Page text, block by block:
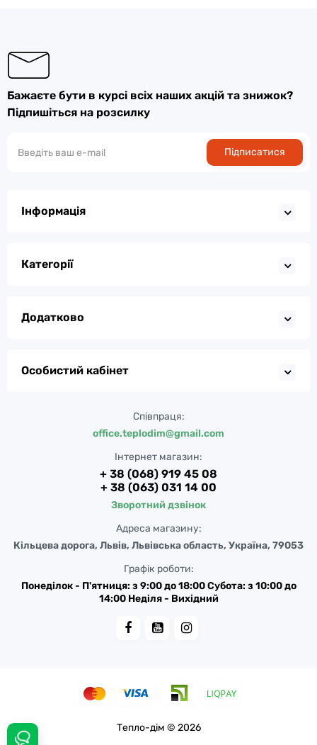
Бажаєте бути в курсі всіх наших акцій та знижок?
Підпишіться на розсилку
Підписатися
Інформація
Категорії
Додатково
Особистий кабінет
Співпраця:
office.teplodim@gmail.com
Інтернет магазин:
+ 38 (068) 919 45 08
+ 38 (063) 031 14 00
Зворотний дзвінок
Адреса магазину:
Кільцева дорога, Львів, Львівська область, Україна, 79053
Графік роботи:
Понеділок - П'ятниця: з 9:00 до 18:00 Субота: з 10:00 до
14:00 Неділя - Вихідний
Тепло-дім © 2026